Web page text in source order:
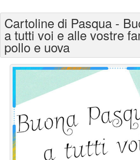
Cartoline auguri anni
Cartoline giorni anno
Cartoline giorni settimana
Cartoline musicali
Cartoline animate
Accedi
Cartoline di Pasqua -
a tutti voi e alle vostre
pollo e uova